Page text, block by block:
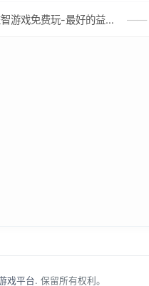
益智游戏免费玩-最好的益智游戏-有趣的益智游戏策略 ——
戏平台. 保留所有权利。